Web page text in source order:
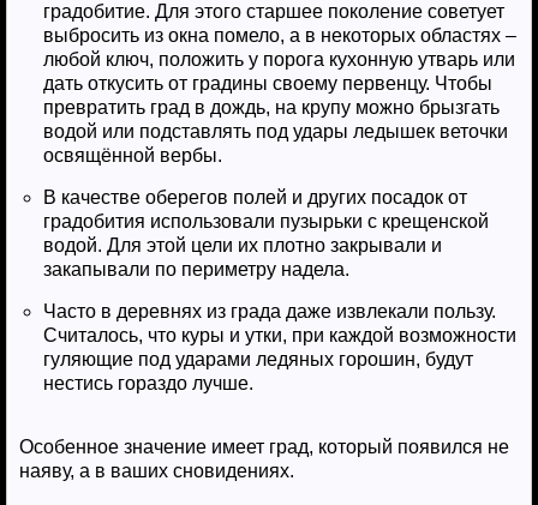
градобитие. Для этого старшее поколение советует
выбросить из окна помело, а в некоторых областях –
любой ключ, положить у порога кухонную утварь или
дать откусить от градины своему первенцу. Чтобы
превратить град в дождь, на крупу можно брызгать
водой или подставлять под удары ледышек веточки
освящённой вербы.
В качестве оберегов полей и других посадок от
градобития использовали пузырьки с крещенской
водой. Для этой цели их плотно закрывали и
закапывали по периметру надела.
Часто в деревнях из града даже извлекали пользу.
Считалось, что куры и утки, при каждой возможности
гуляющие под ударами ледяных горошин, будут
нестись гораздо лучше.
Особенное значение имеет град, который появился не
наяву, а в ваших сновидениях.